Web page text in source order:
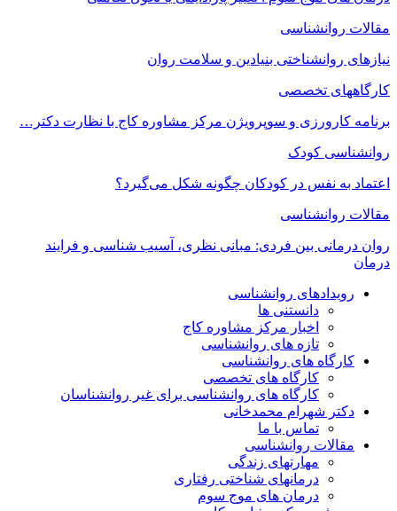
مقالات روانشناسی
نیازهای روانشناختی بنیادین و سلامت روان
کارگاههای تخصصی
برنامه کارورزی و سوپرویژن مرکز مشاوره کاج با نظارت دکتر…
روانشناسی کودک
اعتماد به‌ نفس در کودکان چگونه شکل می‌گیرد؟
مقالات روانشناسی
روان درمانی بین فردی: مبانی نظری، آسیب شناسی و فرایند
درمان
رویدادهای روانشناسی
دانستنی ها
اخبار مرکز مشاوره کاج
تازه های روانشناسی
کارگاه های روانشناسی
کارگاه های تخصصی
کارگاه های روانشناسی برای غیر روانشناسان
دکتر شهرام محمدخانی
تماس با ما
مقالات روانشناسی
مهارتهای زندگی
درمانهای شناختی رفتاری
درمان های موج سوم